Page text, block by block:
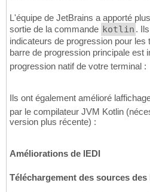
L'équipe de JetBrains a apporté
sortie de la commande kotlin .
indicateurs de progression pour les
barre de progression principale est
progression natif de votre terminal :
Ils ont également amélioré
par le compilateur JVM Kotlin
version plus récente) :
Améliorations de lEDI
Téléchargement des sources